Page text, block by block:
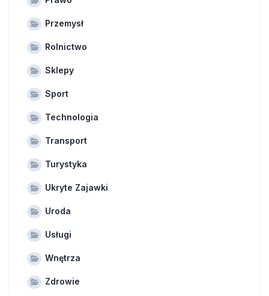
Przemysł
Rolnictwo
Sklepy
Sport
Technologia
Transport
Turystyka
Ukryte Zajawki
Uroda
Usługi
Wnętrza
Zdrowie